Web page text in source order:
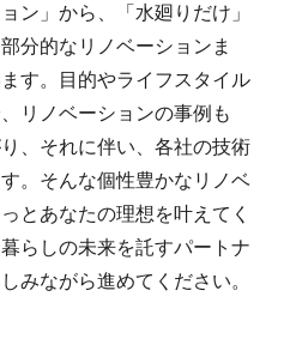
ン」から、「水廻りだけ」
分的なリノベーションま
す。目的やライフスタイル
リノベーションの事例も
、それに伴い、各社の技術
。そんな個性豊かなリノベ
とあなたの理想を叶えてく
らしの未来を託すパートナ
みながら進めてください。